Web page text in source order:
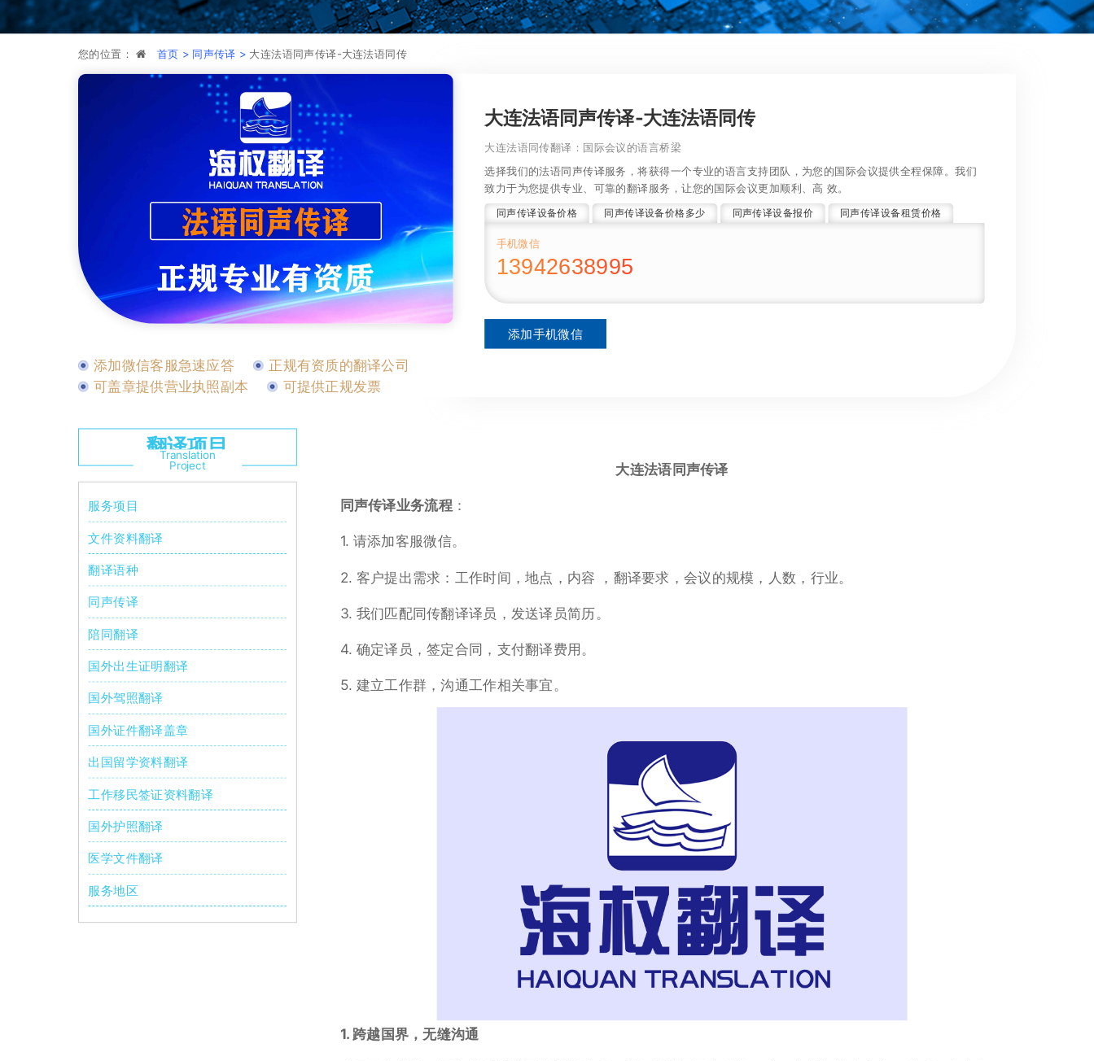
您的位置： 首页 > 同声传译 > 大连法语同声传译-大连法语同传
添加微信客服急速应答 正规有资质的翻译公司
可盖章提供营业执照副本 可提供正规发票
大连法语同声传译-大连法语同传
大连法语同传翻译：国际会议的语言桥梁
选择我们的法语同声传译服务，将获得一个专业的语言支持团队，为您的国际会议提供全程保障。我们
致力于为您提供专业、可靠的翻译服务，让您的国际会议更加顺利、高 效。
同声传译设备价格 同声传译设备价格多少 同声传译设备报价 同声传译设备租赁价格
手机微信
13942638995
添加手机微信
大连法语同声传译
同声传译业务流程：
1. 请添加客服微信。
2. 客户提出需求：工作时间，地点，内容 ，翻译要求，会议的规模，人数，行业。
3. 我们匹配同传翻译译员，发送译员简历。
4. 确定译员，签定合同，支付翻译费用。
5. 建立工作群，沟通工作相关事宜。
1. 跨越国界，无缝沟通
翻译项目
Translation
Project
服务项目
文件资料翻译
翻译语种
同声传译
陪同翻译
国外出生证明翻译
国外驾照翻译
国外证件翻译盖章
出国留学资料翻译
工作移民签证资料翻译
国外护照翻译
医学文件翻译
服务地区